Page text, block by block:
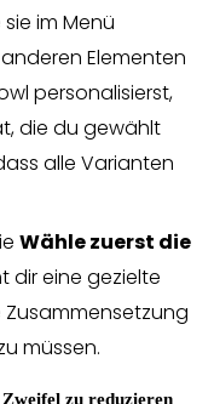
im Menü
Elementen
personalisierst,
die du gewählt
alle Varianten
Wähle zuerst die
dir eine gezielte
Zusammensetzung
müssen.
zu reduzieren